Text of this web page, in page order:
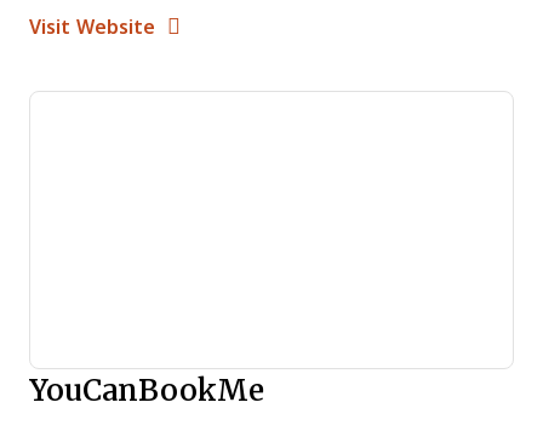
Visit Website Opens New Window
YouCanBookMe